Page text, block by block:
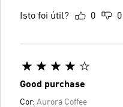
Isto foi útil? 0 0
Good purchase
Cor: Aurora Coffee